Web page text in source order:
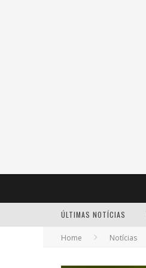
ÚLTIMAS NOTÍCIAS
Home Notícias